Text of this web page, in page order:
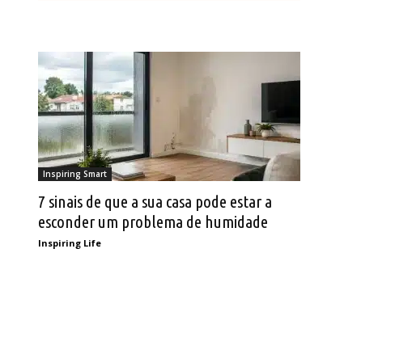
Inspiring Smart
7 sinais de que a sua casa pode estar a
esconder um problema de humidade
Inspiring Life